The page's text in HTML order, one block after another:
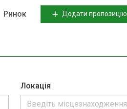
Ринок Додати пропозицію
Локація